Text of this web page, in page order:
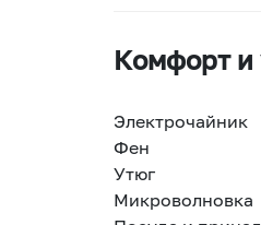
Комфорт и
Электрочайник
Фен
Утюг
Микроволновка